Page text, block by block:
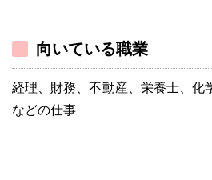
向いている職業
経理、財務、不動産、栄養士、化
などの仕事